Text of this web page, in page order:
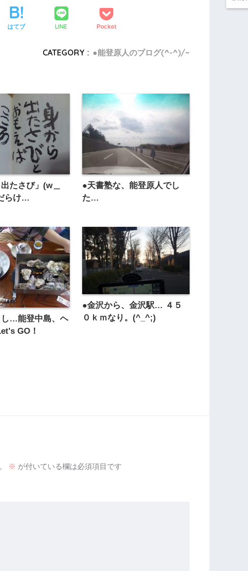
はてブ LINE Pocket
CATEGORY : ●能登原人のブログ(^-^)/~
たさび」(w＿
らけ…
●天書塾な、能登原人でし
た…
し…能登中島、ヘ
GO！
●金沢から、金沢駅… ４５
０ｋｍなり。(^_^;)
※ が付いている欄は必須項目です